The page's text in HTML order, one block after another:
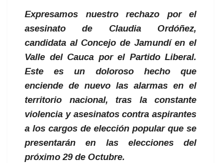
Expresamos nuestro rechazo por el
asesinato de Claudia Ordóñez,
candidata al Concejo de Jamundí en el
Valle del Cauca por el Partido Liberal.
Este es un doloroso hecho que
enciende de nuevo las alarmas en el
territorio nacional, tras la constante
violencia y asesinatos contra aspirantes
a los cargos de elección popular que se
presentarán en las elecciones del
próximo 29 de Octubre.